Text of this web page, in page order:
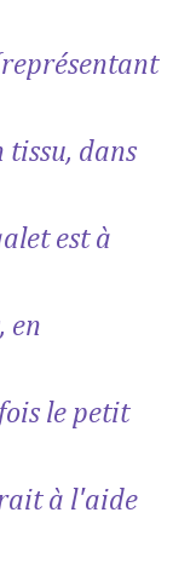
tissu, dans
est à
en
le petit
à l'aide